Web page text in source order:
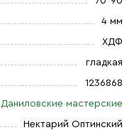
4 мм
ХДФ
гладкая
1236868
Даниловские мастерские
Нектарий Оптинский